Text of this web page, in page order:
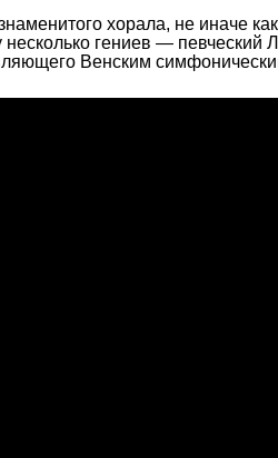
хорала, не иначе
несколько гениев —
Венским